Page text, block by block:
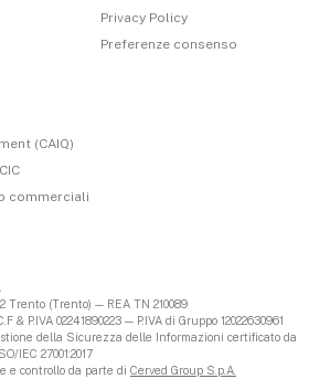
Privacy Policy
Preferenze consenso
(CAIQ)
commerciali
Trento (Trento) — REA TN 210089
& P.IVA 02241890223 — P.IVA di Gruppo 12022630961
della Sicurezza delle Informazioni certificato da
IEC 27001:2017
e controllo da parte di Cerved Group S.p.A.